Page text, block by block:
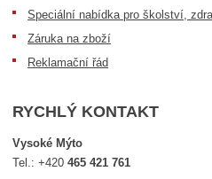
Speciální nabídka pro školství,
Záruka na zboží
Reklamační řád
RYCHLÝ KONTAKT
Vysoké Mýto
Tel.:+420465 421 761